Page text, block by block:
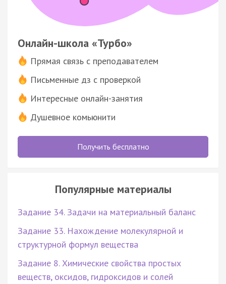
Онлайн-школа «Турбо»
Прямая связь с преподавателем
Письменные дз с проверкой
Интересные онлайн-занятия
Душевное комьюнити
Получить бесплатно
Популярные материалы
Задание 34. Задачи на материальный баланс
Задание 33. Нахождение молекулярной и
структурной формул вещества
Задание 8. Химические свойства простых
веществ, оксидов, гидроксидов и солей